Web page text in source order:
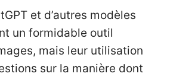
et d’autres modèles
un formidable outil
mais leur utilisation
sur la manière dont